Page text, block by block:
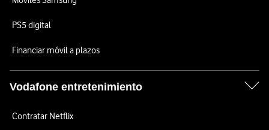
PS5 digital
Financiar móvil a plazos
Vodafone entretenimiento
Contratar Netflix